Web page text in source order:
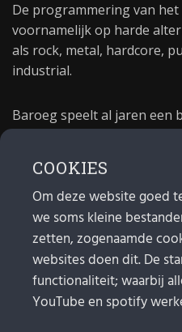
De programmering van
voornamelijk op harde
als rock, metal, hardcore,
industrial.
Baroeg speelt al jaren een
poppodium 40 jaar.
MAIL
Algemeen: info@baroeg.nl
Bands & boeking:
Promotie & publiciteit:
COOKIES
Om deze website goed
we soms kleine
zetten, zogenaamde
websites doen dit. De
functionaliteit; waarbij
YouTube en spotify